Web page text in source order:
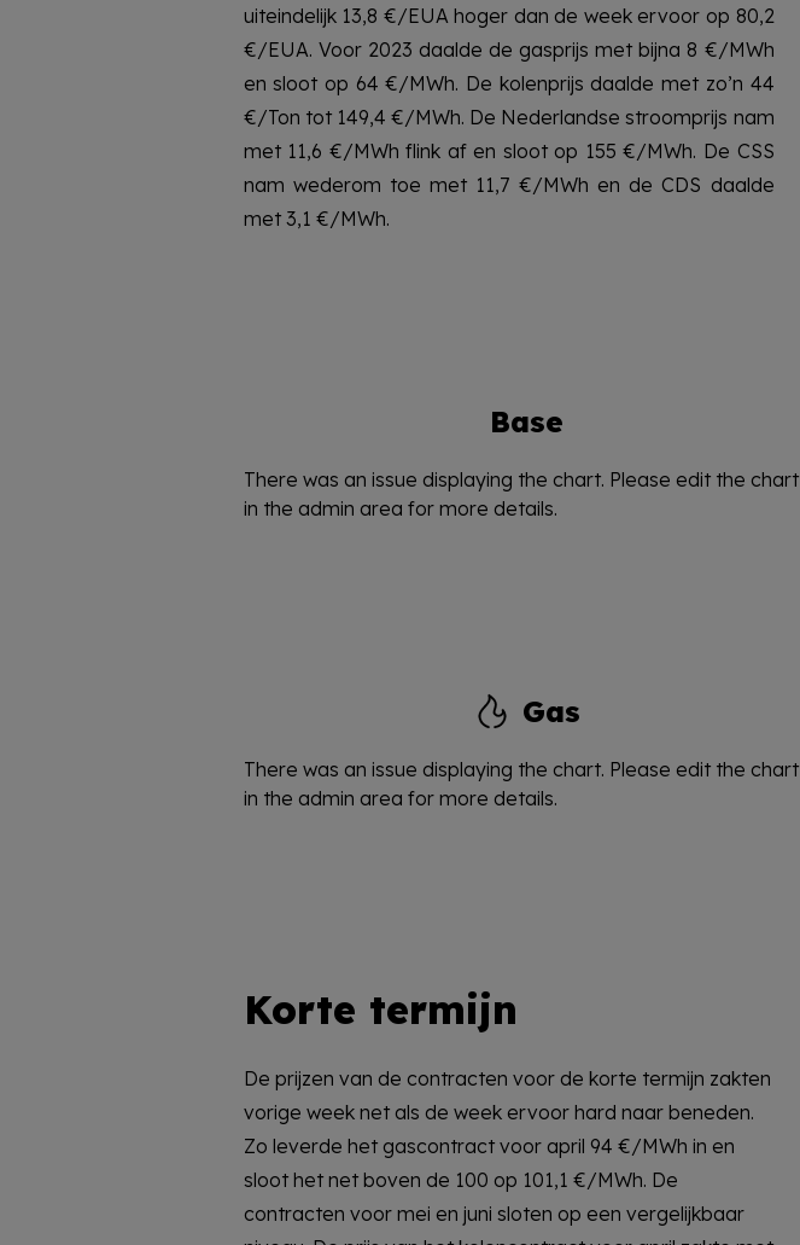
uiteindelijk 13,8 €/EUA hoger dan de week ervoor op 80,2
€/EUA. Voor 2023 daalde de gasprijs met bijna 8 €/MWh
en sloot op 64 €/MWh. De kolenprijs daalde met zo’n 44
€/Ton tot 149,4 €/MWh. De Nederlandse stroomprijs nam
met 11,6 €/MWh flink af en sloot op 155 €/MWh. De CSS
nam wederom toe met 11,7 €/MWh en de CDS daalde
met 3,1 €/MWh.
Base
There was an issue displaying the chart. Please edit the chart
in the admin area for more details.
Gas
There was an issue displaying the chart. Please edit the chart
in the admin area for more details.
Korte termijn
De prijzen van de contracten voor de korte termijn zakten
vorige week net als de week ervoor hard naar beneden.
Zo leverde het gascontract voor april 94 €/MWh in en
sloot het net boven de 100 op 101,1 €/MWh. De
contracten voor mei en juni sloten op een vergelijkbaar
Het Nederlandse stroomcontract voor april zakte met
182,7 €/MWh en sloot op 237,3 €/MWh. Uiteindelijk zakte
de gemiddelde Nederlandse stroomprijs door de daling
van de gasprijs afgelopen week naar 224 €/MWh – een
daling van ruim 90 €/MWh ten opzichte van de week